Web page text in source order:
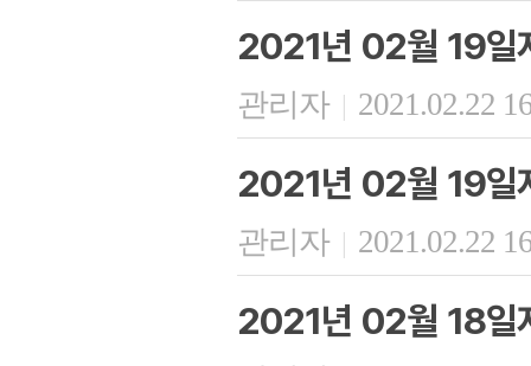
2021년 02월 19일
관리자 | 2021.02.22
2021년 02월 19일
관리자 | 2021.02.22
2021년 02월 18일